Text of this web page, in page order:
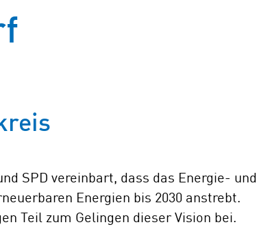
SPD vereinbart, dass das Energie- und
Energien bis 2030 anstrebt.
Teil zum Gelingen dieser Vision bei.